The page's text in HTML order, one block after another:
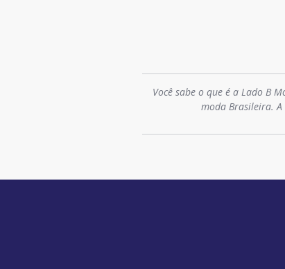
Você sabe o que é a Lado B
moda Brasileira.